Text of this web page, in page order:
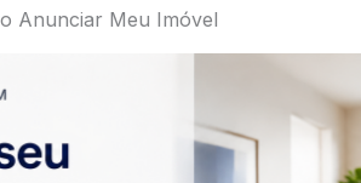
Anunciar Meu Imóvel